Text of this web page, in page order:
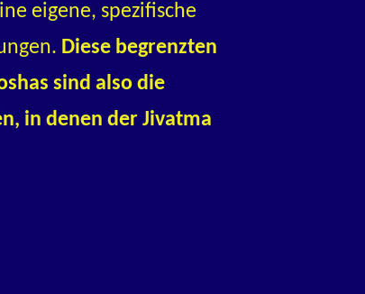
eigene, spezifische
Diese begrenzten
sind also die
in denen der Jivatma